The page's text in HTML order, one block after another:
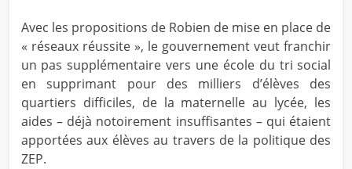
Avec les propositions de Robien de mise en place de
« réseaux réussite », le gouvernement veut franchir
un pas supplémentaire vers une école du tri social
en supprimant pour des milliers d’élèves des
quartiers difficiles, de la maternelle au lycée, les
aides – déjà notoirement insuffisantes – qui étaient
apportées aux élèves au travers de la politique des
ZEP.